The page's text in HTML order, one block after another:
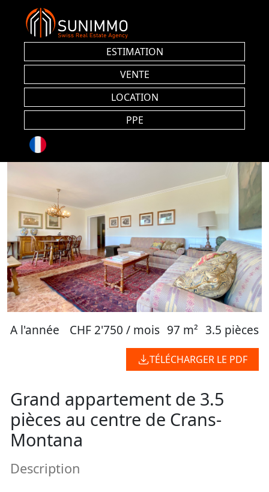
ESTIMATION
VENTE
LOCATION
PPE
A l'année CHF 2'750 / mois 97 m² 3.5 pièces
TÉLÉCHARGER LE PDF
Grand appartement de 3.5
pièces au centre de Crans-
Montana
Description